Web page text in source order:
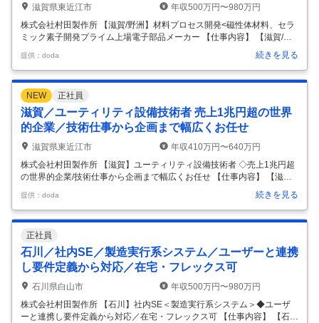
滋賀県東近江市
年収500万円〜980万円
株式会社村田製作所 【滋賀/野洲】材料プロセス開発<磁性体材料、セラ
ミック素子開発プライム上場電子部品メーカー 【仕事内容】 【滋賀/野
洲】材料プロセス開発<磁性体材料、セラミック素子開発プライム上場
電子部品メーカー 【具体的な仕事内容】 電子部品向けの磁性材料の設
計、原料プロセスおよび窯業プロセスの技術開発に携わっていただきま
す。 業務の流れとしては、商品開発部門より「どんな性能のインダクタ
が必要で、そのためにどんなコアがいるか」というニーズを受けて、組
成の検討から、それを実現するためのプロセス開発までを担います。 ■
業務詳細 ・既存材料のQCDを抜本的に改善する取り組みを、工場の製造
プロセ…
提供：doda 続きを見る
NEW 正社員
滋賀／ユーティリティ設備技術者 売上1兆円超の世界
的企業／技術仕事から企画まで幅広くお任せ
滋賀県東近江市
年収410万円〜640万円
株式会社村田製作所 【滋賀】ユーティリティ設備技術者 ◇売上1兆円超
の世界的企業/技術仕事から企画まで幅広くお任せ 【仕事内容】 【滋
賀】ユーティリティ設備技術者 ◇売上1兆円超の世界的企業/技術仕事か
ら企画まで幅広くお任せ 【具体的な仕事内容】 生産活動の土台となる工
場インフラ施設・ユーティリティ設備（電気/排水/ボイラー設備/空調
等）担当として、以下業務を担って頂きます。 ■業務詳細 ◇工場のユー
ティリティ設備全般の点検、メンテナンス計画、トラブル対応 ◇改修等
の工事における対応（工事会社の選定、調整、見積、稟議書作成など）
◇施設保全に関するテーマ（例:DXを活用した保全、体制検討など）
提供：doda 続きを見る
正社員
石川／社内SE／製造実行系システム／ユーザーと連携
し要件定義から対応／在宅・フレックス可
石川県白山市
年収500万円〜980万円
株式会社村田製作所 【石川】社内SE＜製造実行系システム＞◆ユーザ
ーと連携し要件定義から対応／在宅・フレックス可 【仕事内容】 【石